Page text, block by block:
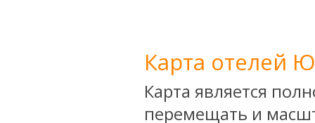
Карта отелей
Карта является
перемещать и